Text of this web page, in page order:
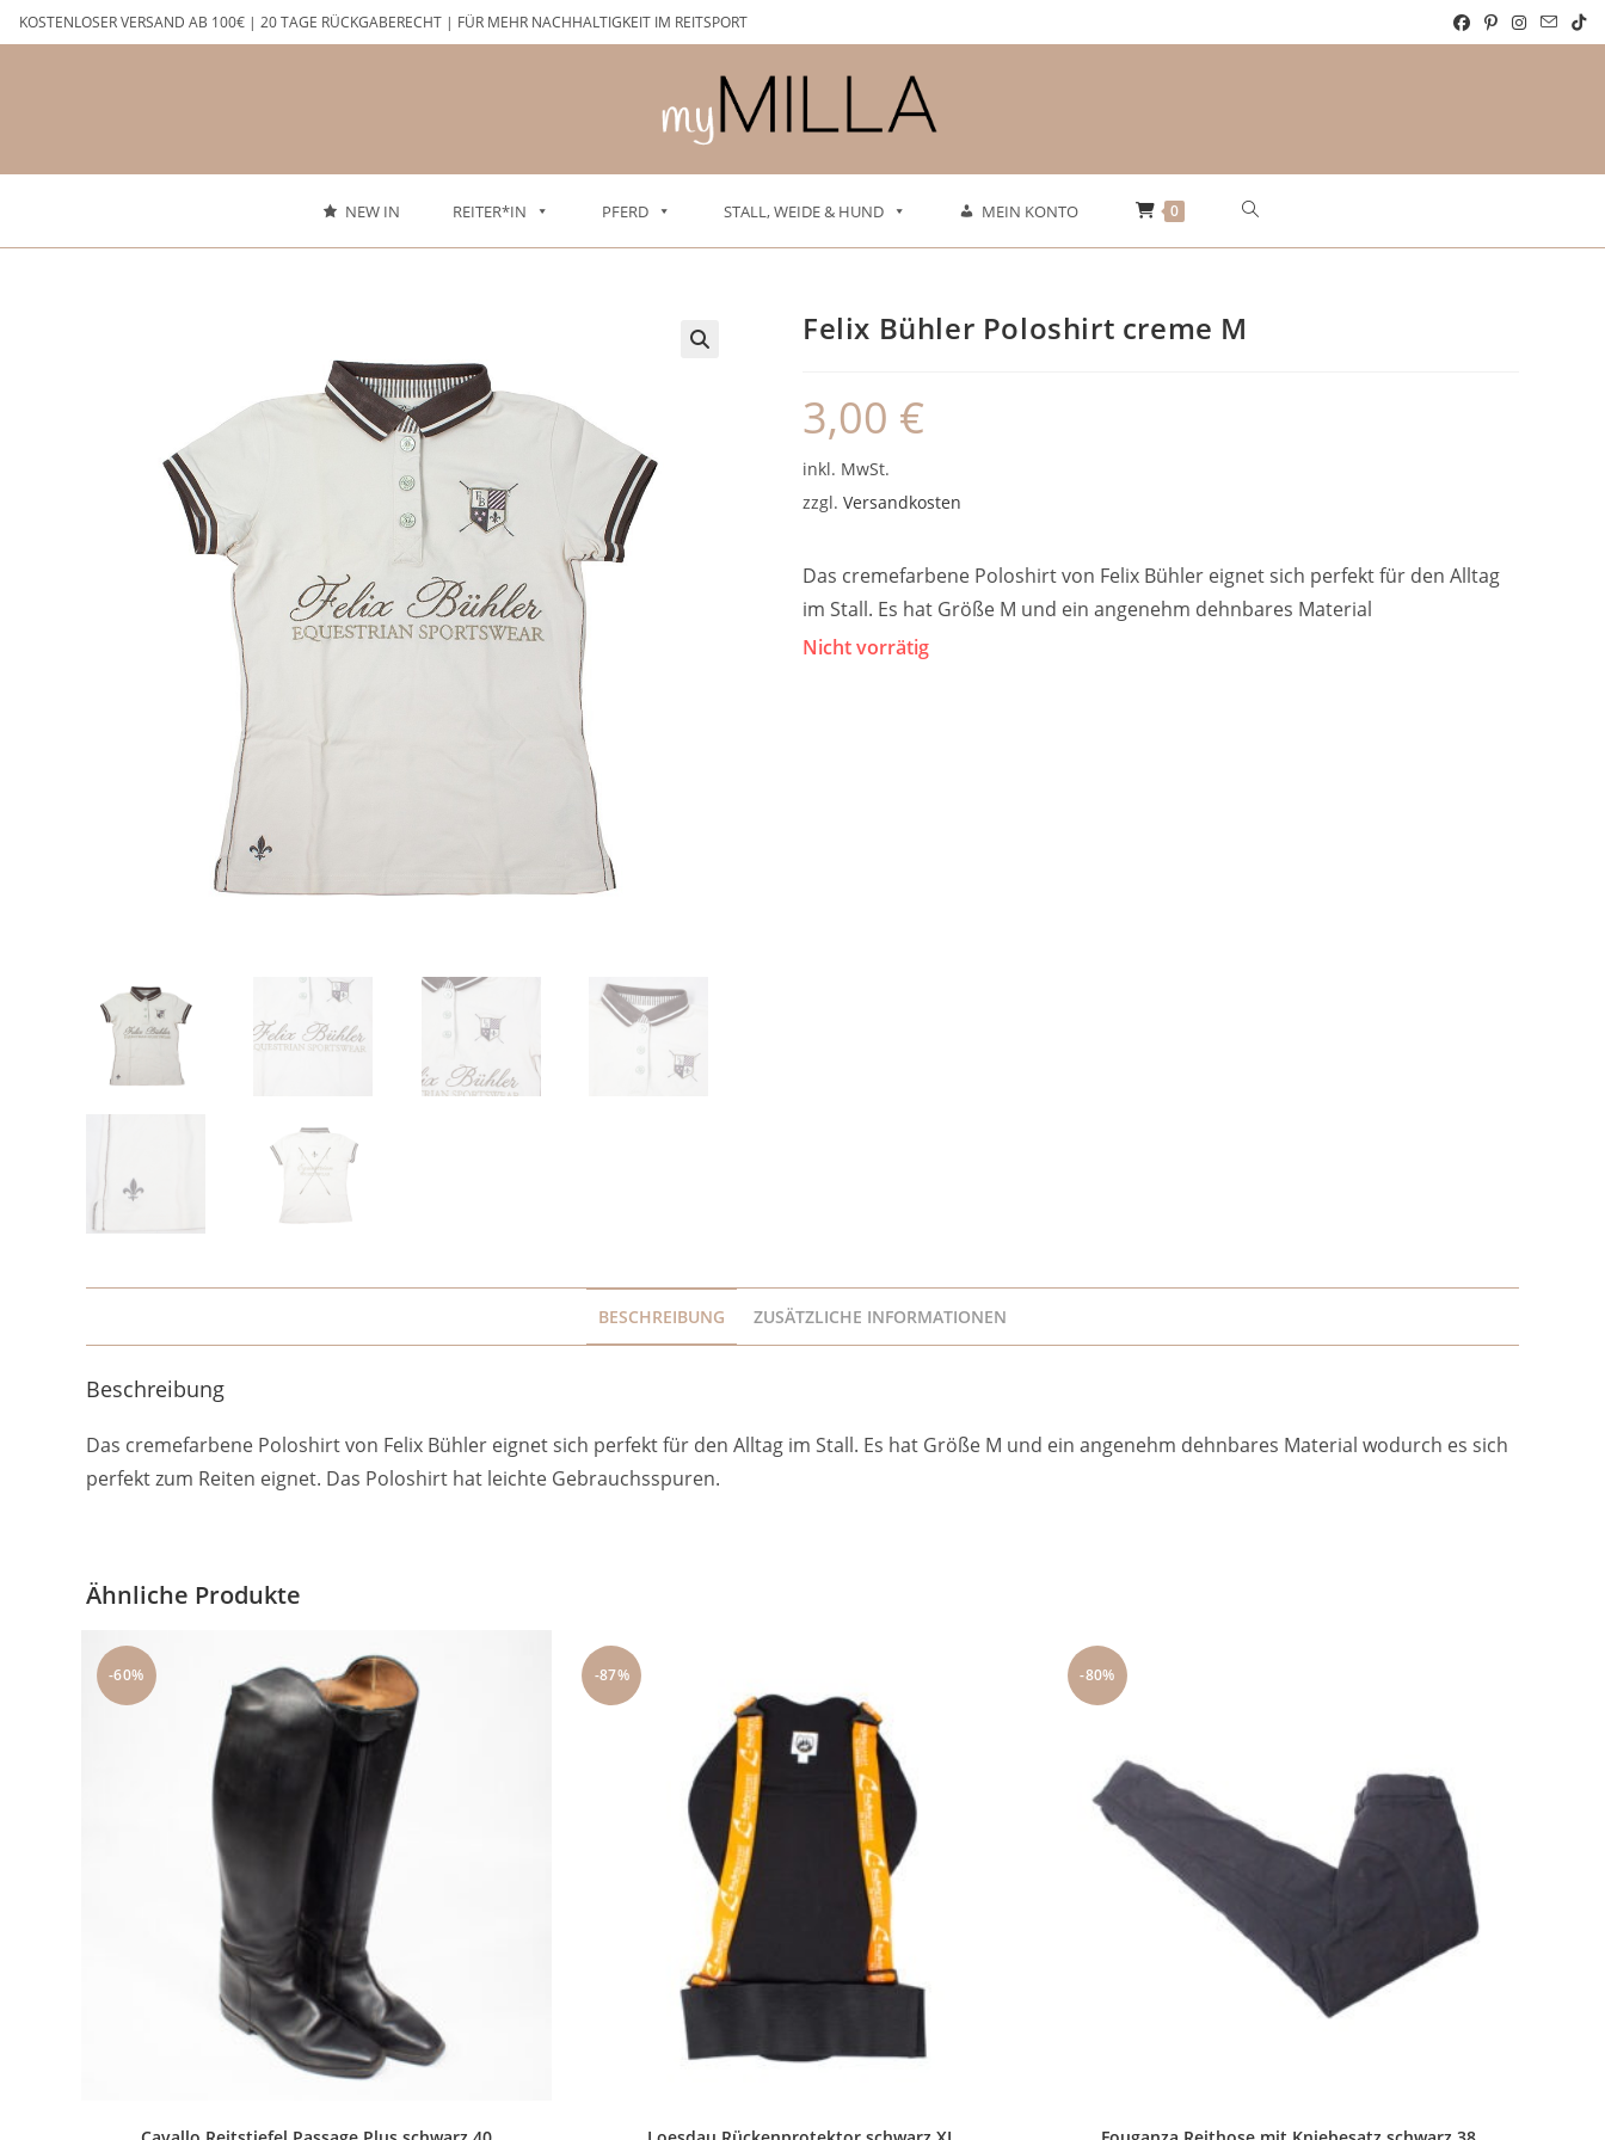
Zum
Inhalt
KOSTENLOSER VERSAND AB 100€ | 20 TAGE RÜCKGABERECHT | FÜR MEHR NACHHALTIGKEIT IM REITSPORT
NEW IN REITER*IN PFERD STALL, WEIDE & HUND MEIN KONTO 0 Website-
Felix Bühler Poloshirt creme M
3,00 €
inkl. MwSt.
zzgl. Versandkosten
Das cremefarbene Poloshirt von Felix Bühler eignet sich perfekt für den Alltag
im Stall. Es hat Größe M und ein angenehm dehnbares Material
Nicht vorrätig
BESCHREIBUNG ZUSÄTZLICHE INFORMATIONEN
Beschreibung
Das cremefarbene Poloshirt von Felix Bühler eignet sich perfekt für den Alltag im Stall. Es hat Größe M und ein angenehm dehnbares Material wodurch es sich
perfekt zum Reiten eignet. Das Poloshirt hat leichte Gebrauchsspuren.
Ähnliche Produkte
-60% -87% -80%